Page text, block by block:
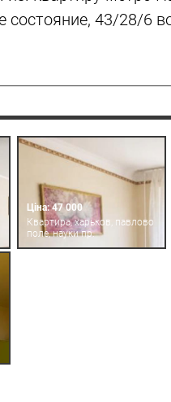
состояние, 43/28/6
Ціна: 47 000
Квартира, харьков, павлово
поле, науки пр.